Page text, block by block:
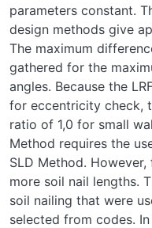
parameters constant.
design methods give
The maximum
gathered for the
angles. Because the
for eccentricity check,
ratio of 1,0 for small
Method requires the
SLD Method.
more soil nail lengths.
soil nailing that were
selected from codes.